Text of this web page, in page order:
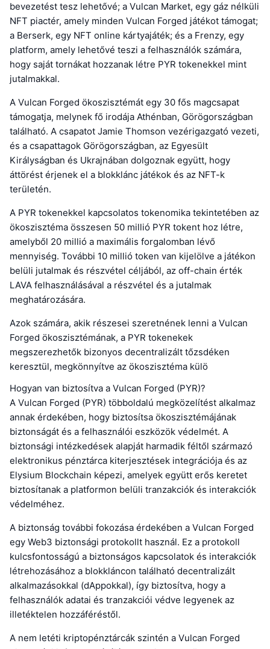
bevezetést tesz lehetővé; a Vulcan Market, egy gáz nélküli
NFT piactér, amely minden Vulcan Forged játékot támogat;
a Berserk, egy NFT online kártyajáték; és a Frenzy, egy
platform, amely lehetővé teszi a felhasználók számára,
hogy saját tornákat hozzanak létre PYR tokenekkel mint
jutalmakkal.
A Vulcan Forged ökoszisztémát egy 30 fős magcsapat
támogatja, melynek fő irodája Athénban, Görögországban
található. A csapatot Jamie Thomson vezérigazgató vezeti,
és a csapattagok Görögországban, az Egyesült
Királyságban és Ukrajnában dolgoznak együtt, hogy
áttörést érjenek el a blokklánc játékok és az NFT-k
területén.
A PYR tokenekkel kapcsolatos tokenomika tekintetében az
ökoszisztéma összesen 50 millió PYR tokent hoz létre,
amelyből 20 millió a maximális forgalomban lévő
mennyiség. További 10 millió token van kijelölve a játékon
belüli jutalmak és részvétel céljából, az off-chain érték
LAVA felhasználásával a részvétel és a jutalmak
meghatározására.
Azok számára, akik részesei szeretnének lenni a Vulcan
Forged ökoszisztémának, a PYR tokenekek
megszerezhetők bizonyos decentralizált tőzsdéken
keresztül, megkönnyítve az ökoszisztéma külö
Hogyan van biztosítva a Vulcan Forged (PYR)?
A Vulcan Forged (PYR) többoldalú megközelítést alkalmaz
annak érdekében, hogy biztosítsa ökoszisztémájának
biztonságát és a felhasználói eszközök védelmét. A
biztonsági intézkedések alapját harmadik féltől származó
elektronikus pénztárca kiterjesztések integrációja és az
Elysium Blockchain képezi, amelyek együtt erős keretet
biztosítanak a platformon belüli tranzakciók és interakciók
védelméhez.
A biztonság további fokozása érdekében a Vulcan Forged
egy Web3 biztonsági protokollt használ. Ez a protokoll
kulcsfontosságú a biztonságos kapcsolatok és interakciók
létrehozásához a blokkláncon található decentralizált
alkalmazásokkal (dAppokkal), így biztosítva, hogy a
felhasználók adatai és tranzakciói védve legyenek az
illetéktelen hozzáféréstől.
A nem letéti kriptopénztárcák szintén a Vulcan Forged